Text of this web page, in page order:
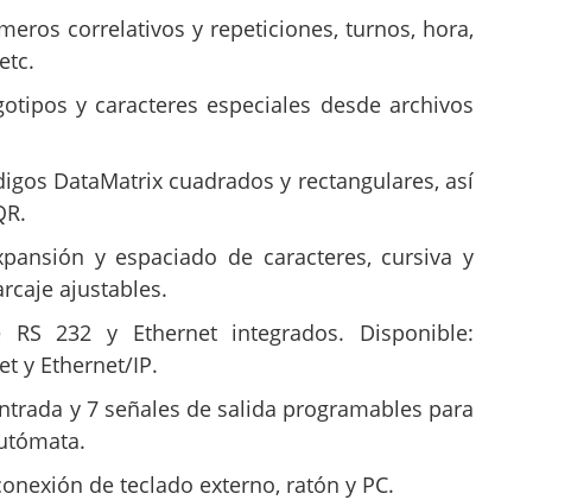
correlativos y repeticiones, turnos, hora,
y caracteres especiales desde archivos
DataMatrix cuadrados y rectangulares, así
y espaciado de caracteres, cursiva y
ajustables.
RS 232 y Ethernet integrados. Disponible:
y Ethernet/IP.
y 7 señales de salida programables para
de teclado externo, ratón y PC.